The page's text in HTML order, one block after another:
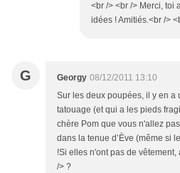
<br /> <br /> Merci, toi
idées ! Amitiés.<br />
G Georgy 08/12/2011 13:10
Sur les deux poupées, il y en a
tatouage (et qui a les pieds
chère Pom que vous n'allez
dans la tenue d’Ève (même si
!Si elles n'ont pas de
/> ?